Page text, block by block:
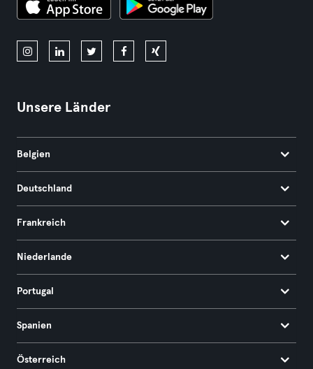
Unsere Länder
Belgien
Deutschland
Frankreich
Niederlande
Portugal
Spanien
Österreich